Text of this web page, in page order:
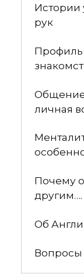
Истории
рук
Профиль
личная
Почему
другим….
Об
Вопросы